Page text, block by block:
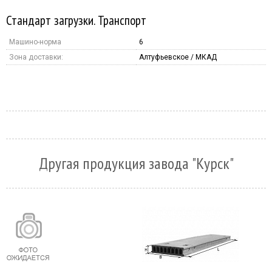
Стандарт загрузки. Транспорт
Машино-норма
6
Зона доставки:
Алтуфьевское / МКАД
Другая продукция завода "Курск"